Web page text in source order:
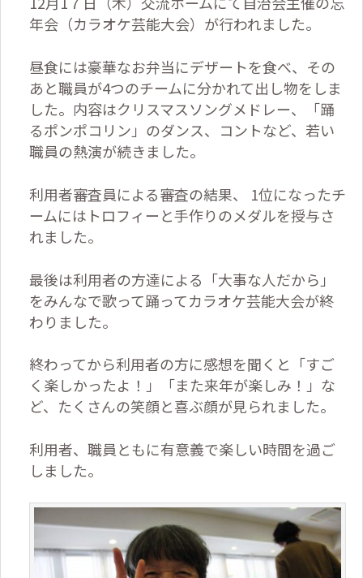
年会（カラオケ芸能大会）が行われました。
昼食には豪華なお弁当にデザートを食べ、その
あと職員が4つのチームに分かれて出し物をしま
した。内容はクリスマスソングメドレー、「踊
るポンポコリン」のダンス、コントなど、若い
職員の熱演が続きました。
利用者審査員による審査の結果、 1位になったチ
ームにはトロフィーと手作りのメダルを授与さ
れました。
最後は利用者の方達による「大事な人だから」
をみんなで歌って踊ってカラオケ芸能大会が終
わりました。
終わってから利用者の方に感想を聞くと「すご
く楽しかったよ！」「また来年が楽しみ！」な
ど、たくさんの笑顔と喜ぶ顔が見られました。
利用者、職員ともに有意義で楽しい時間を過ご
しました。